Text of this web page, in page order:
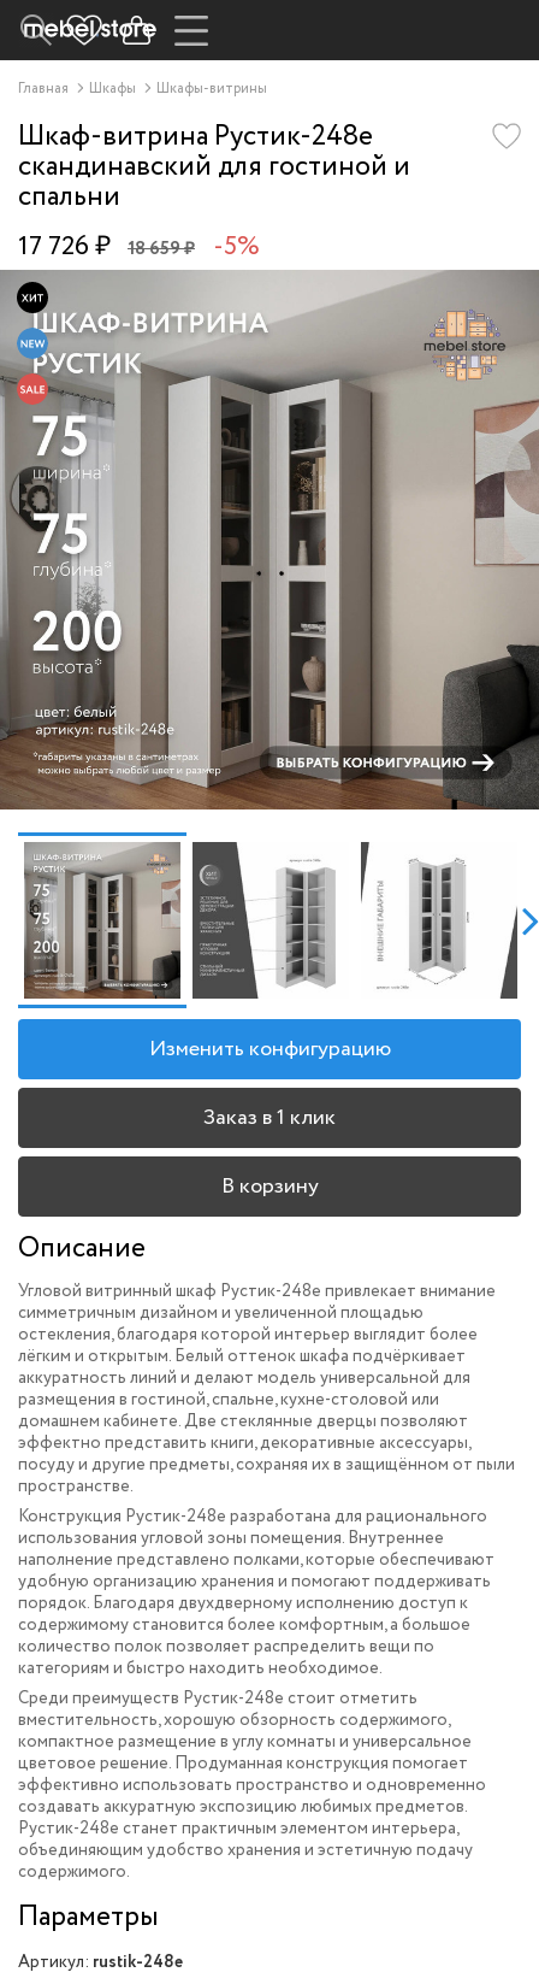
Главная Шкафы Шкафы-витрины
Шкаф-витрина Рустик-248e
скандинавский для гостиной и
спальни
17 726 ₽ 18 659 ₽ -5%
Изменить конфигурацию
Заказ в 1 клик
В корзину
Описание
Угловой витринный шкаф Рустик-248e привлекает внимание
симметричным дизайном и увеличенной площадью
остекления, благодаря которой интерьер выглядит более
лёгким и открытым. Белый оттенок шкафа подчёркивает
аккуратность линий и делают модель универсальной для
размещения в гостиной, спальне, кухне-столовой или
домашнем кабинете. Две стеклянные дверцы позволяют
эффектно представить книги, декоративные аксессуары,
посуду и другие предметы, сохраняя их в защищённом от пыли
пространстве.
Конструкция Рустик-248e разработана для рационального
использования угловой зоны помещения. Внутреннее
наполнение представлено полками, которые обеспечивают
удобную организацию хранения и помогают поддерживать
порядок. Благодаря двухдверному исполнению доступ к
содержимому становится более комфортным, а большое
количество полок позволяет распределить вещи по
категориям и быстро находить необходимое.
Среди преимуществ Рустик-248e стоит отметить
вместительность, хорошую обзорность содержимого,
компактное размещение в углу комнаты и универсальное
цветовое решение. Продуманная конструкция помогает
эффективно использовать пространство и одновременно
создавать аккуратную экспозицию любимых предметов.
Рустик-248e станет практичным элементом интерьера,
объединяющим удобство хранения и эстетичную подачу
содержимого.
Параметры
Артикул: rustik-248e